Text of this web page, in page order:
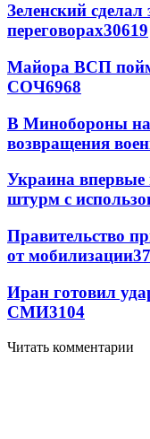
Зеленский
переговорах30619
Майора ВСП
СОЧ6968
В Минобороны
возвращения
Украина
штурм с
Правительство
от мобилизации
Иран готовил
СМИ3104
Читать комментарии